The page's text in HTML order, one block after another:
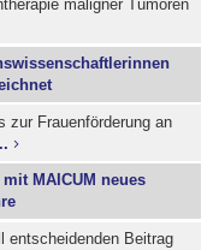
maligner Tumoren
zur Frauenförderung an
MAICUM neues
entscheidenden Beitrag